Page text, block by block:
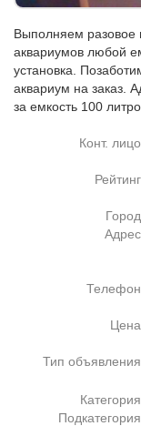
Выполняем разовое
аквариумов любой
установка.
аквариум на заказ.
за емкость 100
Конт. лицо
Рейтинг
Город
Адрес
Телефон
Цена
Тип объявления
Категория
Подкатегория